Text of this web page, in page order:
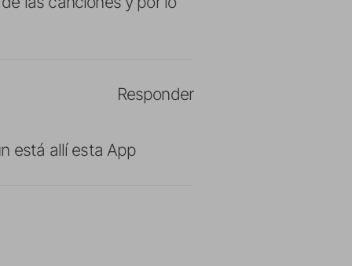
está allí esta App
Responder